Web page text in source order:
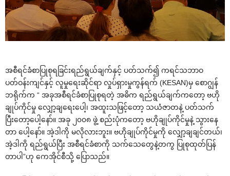
အစီရင်ခံစာပြုစုရခြင်းရည်ရွယ်ချက်နှင့် ပတ်သက်၍ ကရင်သဘာဝ
ပတ်ဝန်းကျင်နှင့် လူမှု‌ရေးဆိုင်ရာ လှုပ်ရှားမှုကွန်ရက် (KESAN)မှ ‌စောဂျွန်
ဘရိုက်က “ အခုအစီရင်ခံစာပြုစုရတဲ့ အဓိက ရည်ရွယ်ချက်က‌တော့ ဗဟို
ချုပ်ကိုင်မှု ‌လျှော့ချ‌ရေး‌ပေါ့၊ အထူးသဖြင့်‌တော့ သယံဇာတနဲ့ ပတ်သက်
ပြီး‌တော့‌ပေါ့‌နော်။ အခု ၂၀၀၈ ဖွဲ့ စည်းပုံက‌တော့ ဗဟိုချုပ်ကိုင်မှုနဲ့ သွား‌နေ
တာ ‌ပေါ့‌နော်။ အဲ့ဒါကို မလိုလားဘူး။ ဗဟိုချုပ်ကိုင်မှုကို ‌လျှော့ချချင်တယ်၊
အဲ့ဒါကို ရည်ရွယ်ပြီး အစီရင်ခံစာကို သက်‌သေ‌တွေနဲ့တကွ ပြုစုထုတ်ပြန်
တာပါ”ဟု ‌ကေအိုင်စီသို့ ‌ပြောသည်။